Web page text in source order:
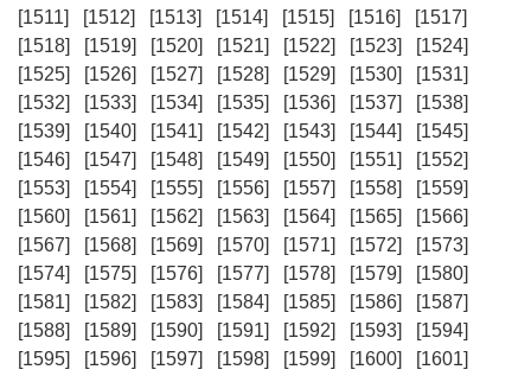
[1511]
[1512] [1513] [1514] [1515] [1516]
[1517]
[1518]
[1519] [1520] [1521] [1522] [1523]
[1524]
[1525]
[1526] [1527] [1528] [1529] [1530]
[1531]
[1532]
[1533] [1534] [1535] [1536] [1537]
[1538]
[1539]
[1540] [1541] [1542] [1543] [1544]
[1545]
[1546]
[1547] [1548] [1549] [1550] [1551]
[1552]
[1553]
[1554] [1555] [1556] [1557] [1558]
[1559]
[1560]
[1561] [1562] [1563] [1564] [1565]
[1566]
[1567]
[1568] [1569] [1570] [1571] [1572]
[1573]
[1574]
[1575] [1576] [1577] [1578] [1579]
[1580]
[1581]
[1582] [1583] [1584] [1585] [1586]
[1587]
[1588]
[1589] [1590] [1591] [1592] [1593]
[1594]
[1595]
[1596] [1597] [1598] [1599] [1600]
[1601]